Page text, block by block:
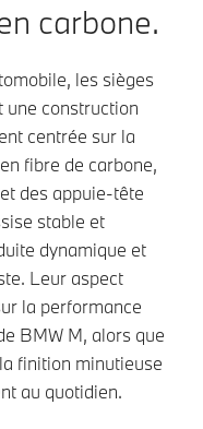
carbone.
les sièges
une construction
centrée sur la
fibre de carbone,
des appuie-tête
stable et
dynamique et
Leur aspect
la performance
BMW M, alors que
finition minutieuse
au quotidien.